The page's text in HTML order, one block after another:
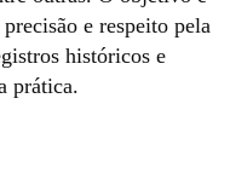
e respeito pela
históricos e
prática.